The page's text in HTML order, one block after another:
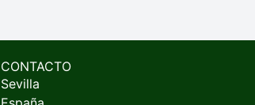
CONTACTO
Sevilla